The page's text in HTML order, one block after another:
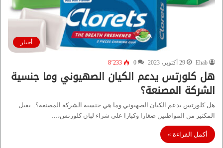
أخبار
Ehab 29 أكتوبر، 2023 0 8٬233
هل كلورتس يدعم الكيان الصهيوني وما جنسية
الشركة المصنعة؟
هل كلورتس يدعم الكيان الصهيوني وما هي جنسية الشركة المصنعة؟.. يقبل
المكثير من المواطنين صغارا وكبارا على شراء لبان كلورتس،…
أكمل القراءة »